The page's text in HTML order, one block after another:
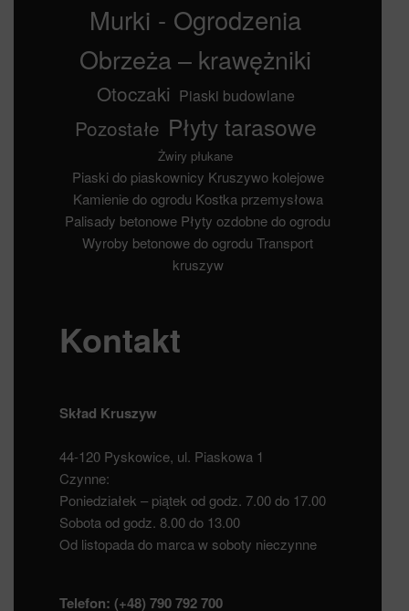
Murki - Ogrodzenia
Obrzeża – krawężniki
Otoczaki Piaski budowlane
Pozostałe Płyty tarasowe
Żwiry płukane
Piaski do piaskownicy Kruszywo kolejowe
Kamienie do ogrodu Kostka przemysłowa
Palisady betonowe Płyty ozdobne do ogrodu
Wyroby betonowe do ogrodu Transport
kruszyw
Kontakt
Skład Kruszyw
44-120 Pyskowice, ul. Piaskowa 1
Czynne:
Poniedziałek – piątek od godz. 7.00 do 17.00
Sobota od godz. 8.00 do 13.00
Od listopada do marca w soboty nieczynne
Telefon: (+48) 790 792 700